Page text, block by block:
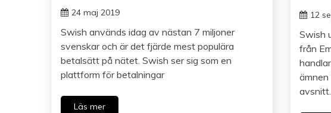
24 maj 2019
Swish används idag av nästan 7 miljoner
svenskar och är det fjärde mest populära
betalsätt på nätet. Swish ser sig som en
plattform för betalningar
Läs mer
12
Swish
från